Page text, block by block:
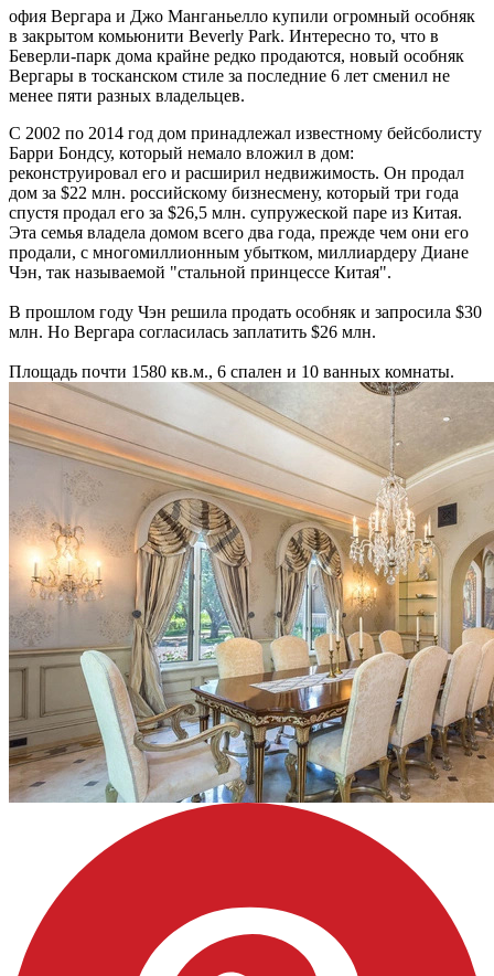
офия Вергара и Джо Манганьелло купили огромный особняк
в закрытом комьюнити Beverly Park. Интересно то, что в
Беверли-парк дома крайне редко продаются, новый особняк
Вергары в тосканском стиле за последние 6 лет сменил не
менее пяти разных владельцев.⁣
С 2002 по 2014 год дом принадлежал известному бейсболисту
Барри Бондсу, который немало вложил в дом:
реконструировал его и расширил недвижимость. Он продал
дом за $22 млн. российскому бизнесмену, который три года
спустя продал его за $26,5 млн. супружеской паре из Китая.
Эта семья владела домом всего два года, прежде чем они его
продали, с многомиллионным убытком, миллиардеру Диане
Чэн, так называемой "стальной принцессе Китая".⁣
В прошлом году Чэн решила продать особняк и запросила $30
млн. Но Вергара согласилась заплатить $26 млн.⁣
Площадь почти 1580 кв.м., 6 спален и 10 ванных комнаты.